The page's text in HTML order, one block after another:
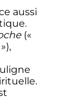
aussi
(«